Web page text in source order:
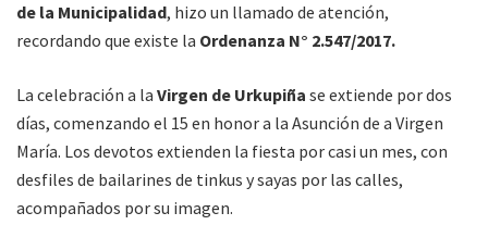
de la Municipalidad, hizo un llamado de atención,
recordando que existe la Ordenanza N° 2.547/2017.
La celebración a la Virgen de Urkupiña se extiende por dos
días, comenzando el 15 en honor a la Asunción de a Virgen
María. Los devotos extienden la fiesta por casi un mes, con
desfiles de bailarines de tinkus y sayas por las calles,
acompañados por su imagen.